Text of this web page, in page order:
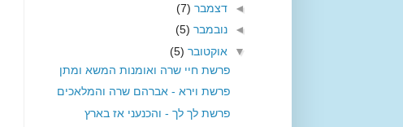
◄ דצמבר (7)
◄ נובמבר (5)
▼ אוקטובר (5)
פרשת חיי שרה ואומנות המשא ומתן
פרשת וירא - אברהם שרה והמלאכים
פרשת לך לך - והכנעני אז בארץ